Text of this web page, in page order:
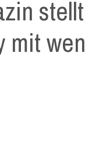
mit